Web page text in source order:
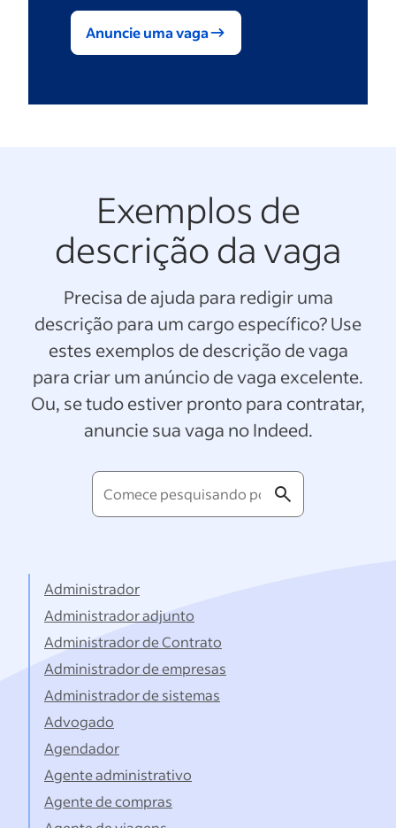
Anuncie uma vaga
Exemplos de
descrição da vaga
Precisa de ajuda para redigir uma
descrição para um cargo específico? Use
estes exemplos de descrição de vaga
para criar um anúncio de vaga excelente.
Ou, se tudo estiver pronto para contratar,
anuncie sua vaga no Indeed.
Comece
pesquisando
Administrador
Administrador adjunto
Administrador de Contrato
Administrador de empresas
Administrador de sistemas
Advogado
Agendador
Agente administrativo
Agente de compras